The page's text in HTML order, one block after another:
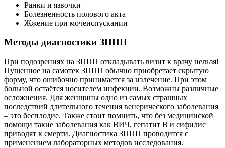
Ранки и язвочки
Болезненность полового акта
Жжение при мочеиспускании
Методы диагностики ЗППП
При подозрениях на ЗППП откладывать визит к врачу нельзя!
Пущенное на самотек ЗППП обычно приобретает скрытую
форму, что ошибочно принимается за излечение. При этом
больной остаётся носителем инфекции. Возможны различные
осложнения. Для женщины одно из самых страшных
последствий длительного течения венерического заболевания
– это бесплодие. Также стоит помнить, что без медицинской
помощи такие заболевания как ВИЧ, гепатит B и сифилис
приводят к смерти. Диагностика ЗППП проводится с
применением лабораторных методов исследования.